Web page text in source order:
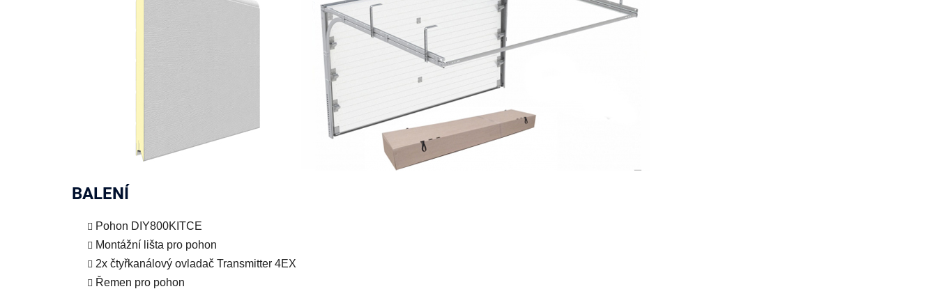
BALENÍ
Pohon DIY800KITCE
Montážní lišta pro pohon
2x čtyřkanálový ovladač Transmitter 4EX
Řemen pro pohon